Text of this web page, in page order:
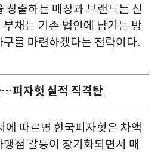
창출하는 매장과 브랜드는 신
채는 기존 법인에 남기는 방
를 마련하겠다는 전략이다.
피자헛 실적 직격탄
에 따르면 한국피자헛은 차액
점 갈등이 장기화되면서 매